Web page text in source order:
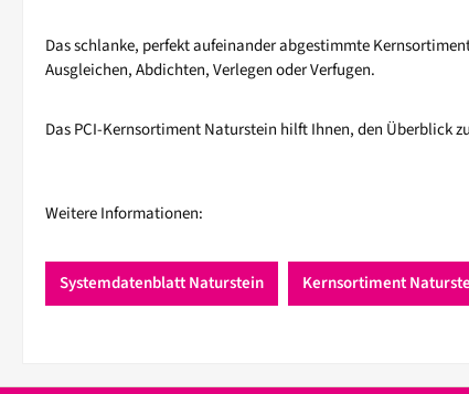
Das schlanke, perfekt aufeinander abgestimmte
Ausgleichen, Abdichten, Verlegen oder Verfugen.
Das PCI-Kernsortiment Naturstein hilft Ihnen, den Überblick
Weitere Informationen:
Systemdatenblatt Naturstein Kernsortiment